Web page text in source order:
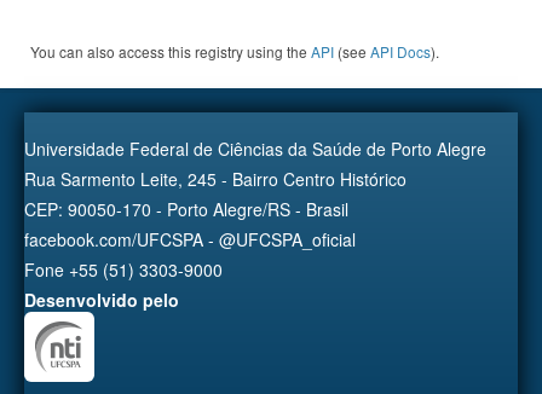
You can also access this registry using the API (see API Docs).
Universidade Federal de Ciências da Saúde de Porto Alegre
Rua Sarmento Leite, 245 - Bairro Centro Histórico
CEP: 90050-170 - Porto Alegre/RS - Brasil
facebook.com/UFCSPA - @UFCSPA_oficial
Fone +55 (51) 3303-9000
Desenvolvido pelo